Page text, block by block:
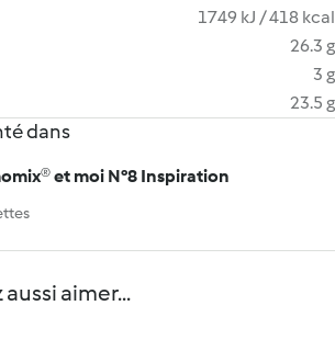
1749 kJ / 418 kcal
26.3 g
3 g
23.5 g
dans
et moi N°8 Inspiration
aimer...